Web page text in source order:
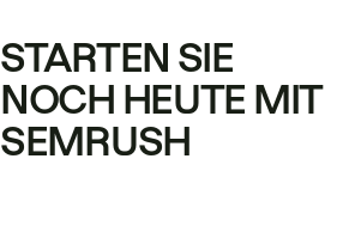
STARTEN SIE
NOCH HEUTE MIT
SEMRUSH